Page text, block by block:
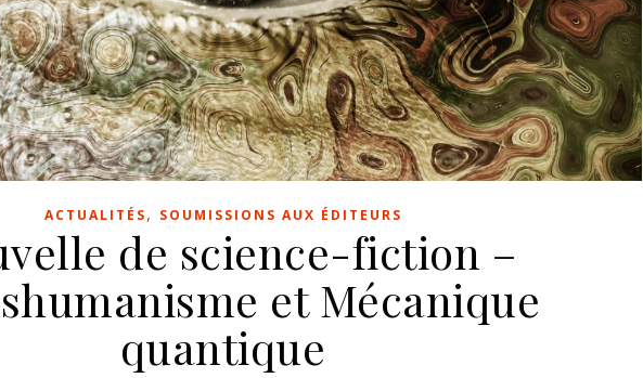
ACTUALITÉS, SOUMISSIONS AUX ÉDITEURS
de science-fiction –
et Mécanique
quantique